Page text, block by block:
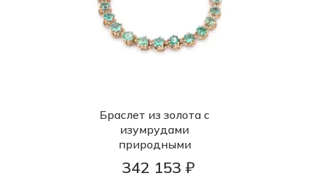
Браслет из золота с
изумрудами
природными
342 153 ₽